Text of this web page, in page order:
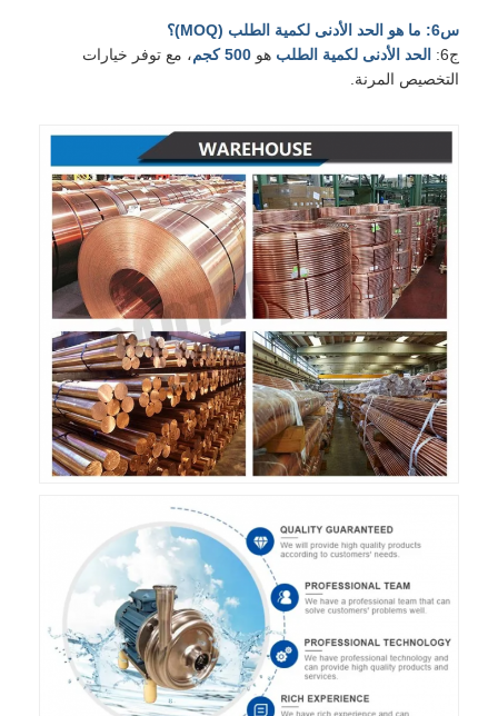
س6: ما هو الحد الأدنى لكمية الطلب (MOQ)؟
ج6:
الحد الأدنى لكمية الطلب هو 500 كجم
، مع توفر خيارات
التخصيص المرنة.